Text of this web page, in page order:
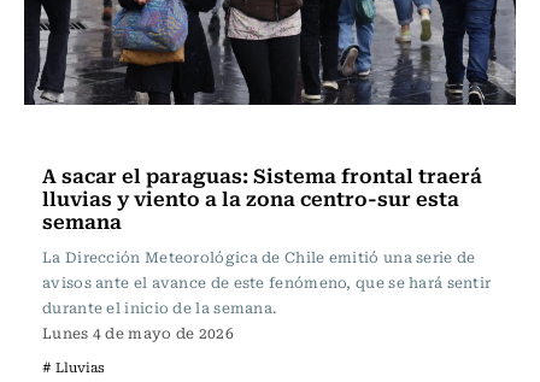
A sacar el paraguas: Sistema frontal traerá
lluvias y viento a la zona centro-sur esta
semana
La Dirección Meteorológica de Chile emitió una serie de
avisos ante el avance de este fenómeno, que se hará sentir
durante el inicio de la semana.
Lunes 4 de mayo de 2026
# Lluvias